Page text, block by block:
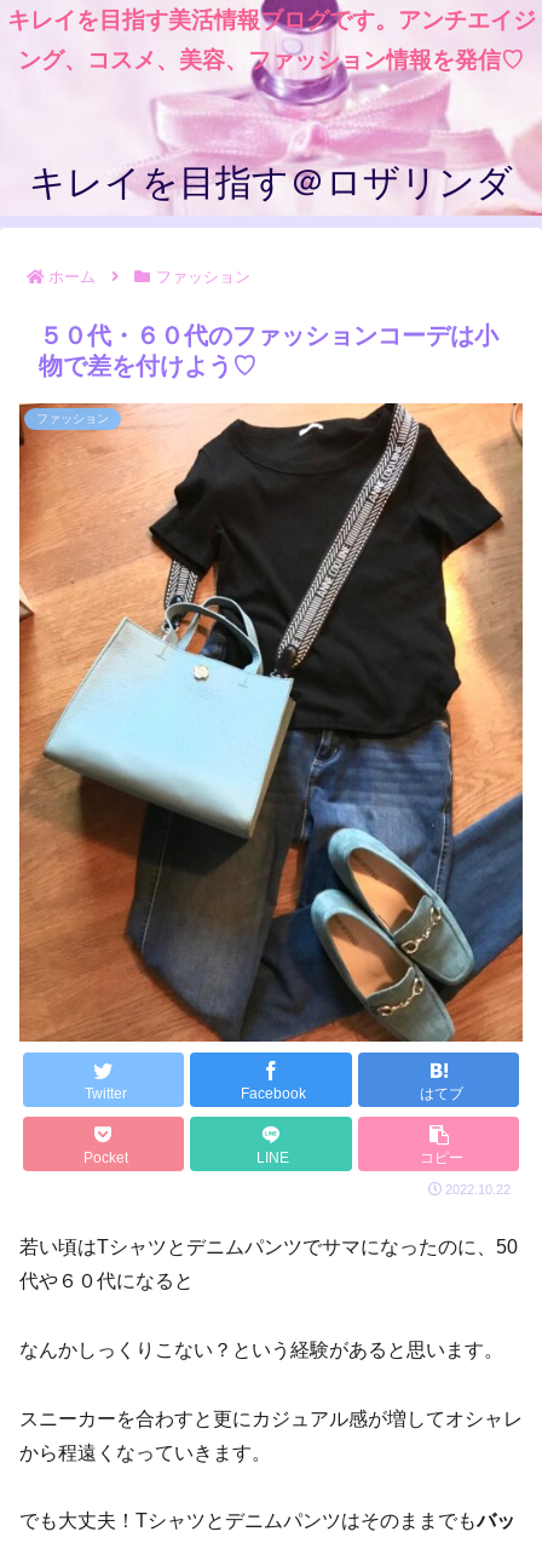
キレイを目指す美活情報ブログです。アンチエイジ
ング、コスメ、美容、ファッション情報を発信♡
キレイを目指す＠ロザリンダ
ホーム ファッション
５０代・６０代のファッションコーデは小
物で差を付けよう♡
ファッション
Twitter Facebook はてブ
Pocket LINE コピー
2022.10.22
若い頃はTシャツとデニムパンツでサマになったのに、50
代や６０代になると
なんかしっくりこない？という経験があると思います。
スニーカーを合わすと更にカジュアル感が増してオシャレ
から程遠くなっていきます。
でも大丈夫！Tシャツとデニムパンツはそのままでもバッ